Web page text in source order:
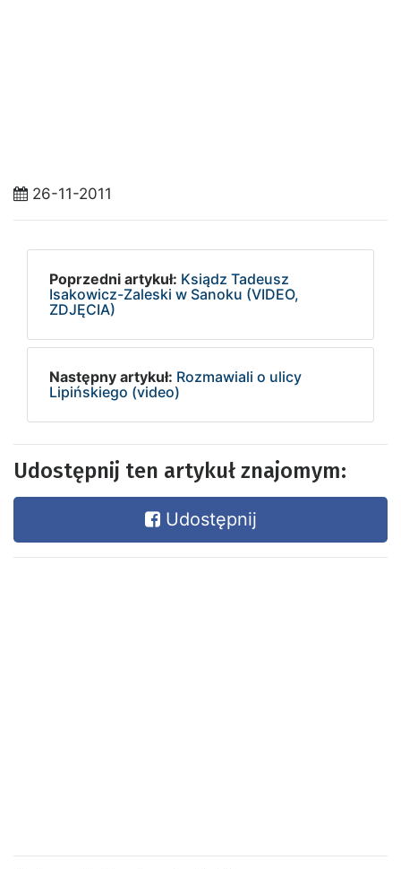
26-11-2011
Poprzedni artykuł: Ksiądz Tadeusz
Isakowicz-Zaleski w Sanoku (VIDEO,
ZDJĘCIA)
Następny artykuł: Rozmawiali o ulicy
Lipińskiego (video)
Udostępnij ten artykuł znajomym:
Udostępnij